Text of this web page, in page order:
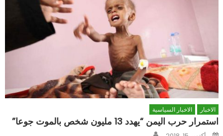
الاخبار الاخبار السياسية
استمرار حرب اليمن “يهدد 13 مليون شخص بالموت جوعا”
Posted